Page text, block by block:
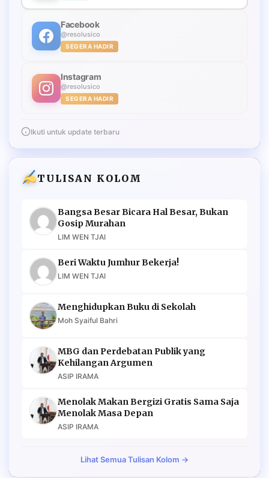
Facebook
@resolusico
SEGERA HADIR
Instagram
@resolusico
SEGERA HADIR
Ikuti untuk update terbaru
TULISAN KOLOM
Bangsa Besar Bicara Hal Besar, Bukan
Gosip Murahan
LIM WEN TJAI
Beri Waktu Jumhur Bekerja!
LIM WEN TJAI
Menghidupkan Buku di Sekolah
Moh Syaiful Bahri
MBG dan Perdebatan Publik yang
Kehilangan Argumen
ASIP IRAMA
Menolak Makan Bergizi Gratis Sama Saja
Menolak Masa Depan
ASIP IRAMA
Lihat Semua Tulisan Kolom →